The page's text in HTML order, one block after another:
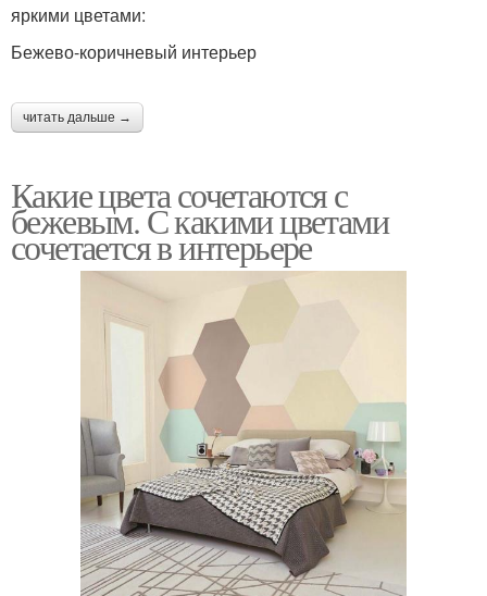
яркими цветами:
Бежево-коричневый интерьер
читать дальше →
Какие цвета сочетаются с
бежевым. С какими цветами
сочетается в интерьере